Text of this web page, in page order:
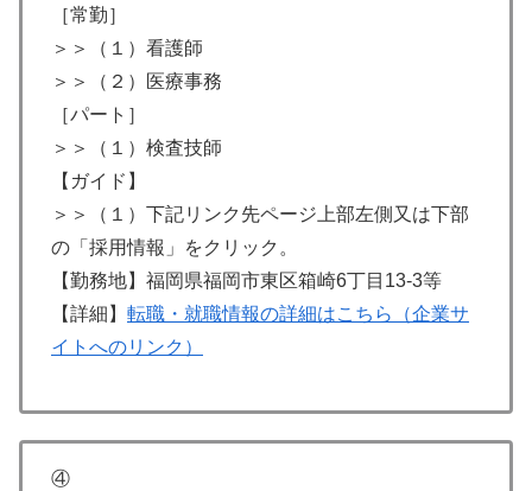
［常勤］
＞＞（１）看護師
＞＞（２）医療事務
［パート］
＞＞（１）検査技師
【ガイド】
＞＞（１）下記リンク先ページ上部左側又は下部
の「採用情報」をクリック。
【勤務地】福岡県福岡市東区箱崎6丁目13-3等
【詳細】 転職・就職情報の詳細はこちら（企業サ
イトへのリンク）
④